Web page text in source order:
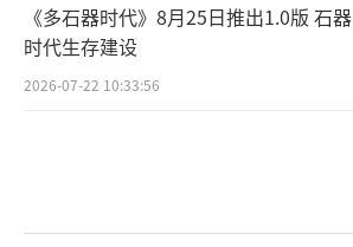
《多石器时代》8月25日推出1.0版 石器
时代生存建设
2026-07-22 10:33:56